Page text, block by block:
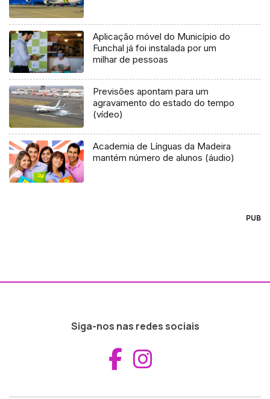
Aplicação móvel do Município do
Funchal já foi instalada por um
milhar de pessoas
Previsões apontam para um
agravamento do estado do tempo
(vídeo)
Academia de Línguas da Madeira
mantém número de alunos (áudio)
PUB
Siga-nos nas redes sociais
Aceder ao